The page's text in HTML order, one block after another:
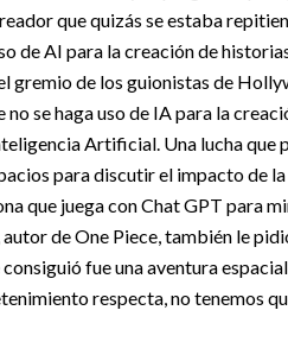
que quizás se estaba
de AI para la creación de
gremio de los guionistas de
se haga uso de IA para la
Artificial. Una lucha que
para discutir el impacto de
que juega con Chat GPT para
de One Piece, también le
fue una aventura
respecta, no tenemos